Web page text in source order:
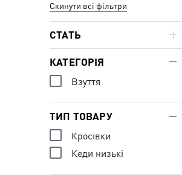
Скинути всі фільтри
СТАТЬ
КАТЕГОРІЯ
Взуття
ТИП ТОВАРУ
Кросівки
Кеди низькі